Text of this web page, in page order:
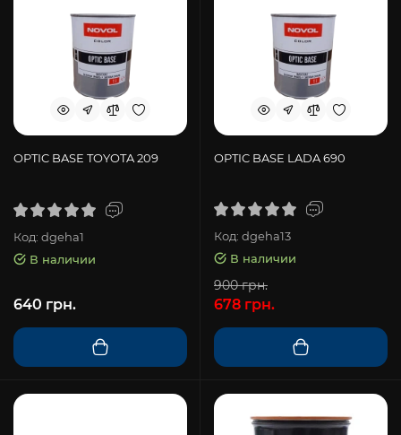
OPTIC BASE TOYOTA 209
Код: dgeha1
В наличии
640 грн.
OPTIC BASE LADA 690
Код: dgeha13
В наличии
900 грн.
678 грн.